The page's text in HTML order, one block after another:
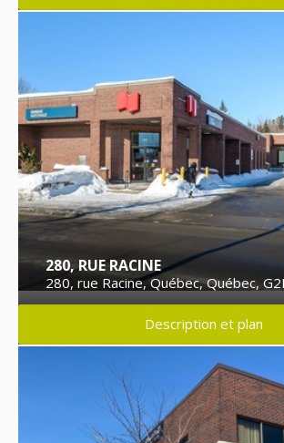
280, RUE RACINE
280, rue Racine, Québec, Québec,
Description et plan